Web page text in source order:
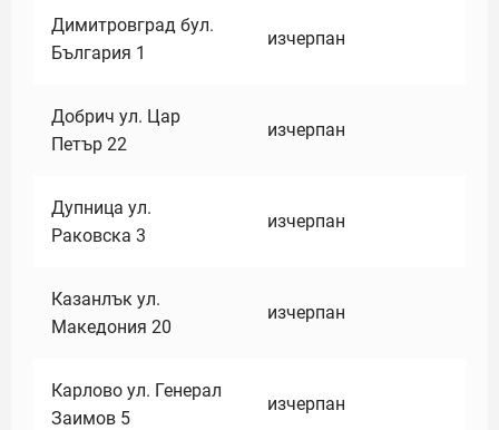
Димитровград бул.
България 1
изчерпан
Добрич ул. Цар
Петър 22
изчерпан
Дупница ул.
Раковска 3
изчерпан
Казанлък ул.
Македония 20
изчерпан
Карлово ул. Генерал
Заимов 5
изчерпан